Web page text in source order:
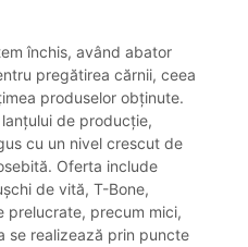
închis, având abator
pregătirea cărnii, ceea
produselor obținute.
de producție,
cu un nivel crescut de
Oferta include
de vită, T-Bone,
prelucrate, precum mici,
se realizează prin puncte